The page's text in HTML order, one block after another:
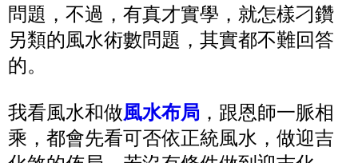
問題，不過，有真才實學，就怎樣刁鑽
另類的風水術數問題，其實都不難回答
的。
我看風水和做風水布局 ，跟恩師一脈相
乘，都會先看可否依正統風水，做迎吉